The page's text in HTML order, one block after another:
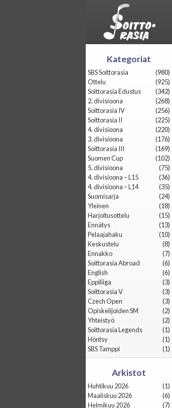
Kategoriat
SBS Soittorasia
(980)
Ottelu
(925)
Soittorasia Edustus
(342)
2. divisioona
(268)
Soittorasia IV
(256)
Soittorasia II
(225)
4. divisioona
(220)
3. divisioona
(176)
Soittorasia III
(169)
Suomen Cup
(102)
5. divisioona
(75)
4. divisioona – L15
(36)
4. divisioona – L14
(35)
Suomisarja
(24)
Yleinen
(18)
Harjoitusottelu
(15)
Ennätys
(13)
Pelaajahaku
(10)
Keskustelu
(8)
Ennakko
(7)
Soittorasia Abroad
(6)
English
(6)
Eppiliiga
(3)
Soittorasia V
(3)
Czech Open
(3)
Opiskelijoiden SM
(2)
Yhteistyö
(2)
Soittorasia Legends
(1)
Höntsy
(1)
SBS Tamppi
(1)
Arkistot
huhtikuu 2026
(1)
maaliskuu 2026
(6)
helmikuu 2026
(7)